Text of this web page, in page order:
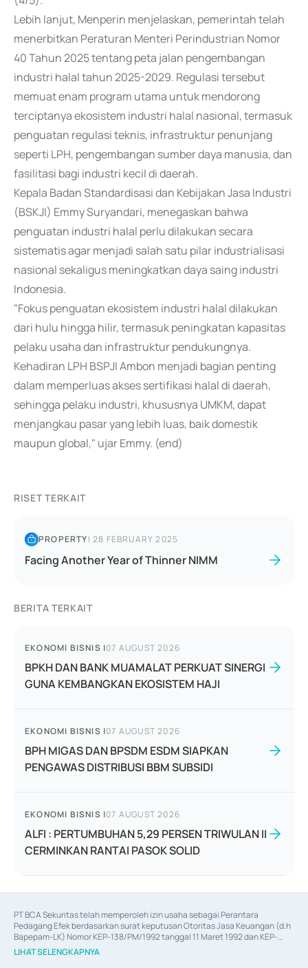
Lebih lanjut, Menperin menjelaskan, pemerintah telah
menerbitkan Peraturan Menteri Perindustrian Nomor
40 Tahun 2025 tentang peta jalan pengembangan
industri halal tahun 2025-2029. Regulasi tersebut
memuat enam program utama untuk mendorong
terciptanya ekosistem industri halal nasional, termasuk
penguatan regulasi teknis, infrastruktur penunjang
seperti LPH, pengembangan sumber daya manusia, dan
fasilitasi bagi industri kecil di daerah.
Kepala Badan Standardisasi dan Kebijakan Jasa Industri
(BSKJI) Emmy Suryandari, menegaskan bahwa
penguatan industri halal perlu dilakukan secara
sistematis agar menjadi salah satu pilar industrialisasi
nasional sekaligus meningkatkan daya saing industri
Indonesia.
"Fokus penguatan ekosistem industri halal dilakukan
dari hulu hingga hilir, termasuk peningkatan kapasitas
pelaku usaha dan infrastruktur pendukungnya.
Kehadiran LPH BSPJI Ambon menjadi bagian penting
dalam memperluas akses sertifikasi halal di daerah,
sehingga pelaku industri, khususnya UMKM, dapat
menjangkau pasar yang lebih luas, baik domestik
maupun global," ujar Emmy. (end)
RISET TERKAIT
PROPERTY|28 FEBRUARY 2025
Facing Another Year of Thinner NIMM
BERITA TERKAIT
EKONOMI BISNIS |07 AUGUST 2026
BPKH DAN BANK MUAMALAT PERKUAT SINERGI
GUNA KEMBANGKAN EKOSISTEM HAJI
EKONOMI BISNIS |07 AUGUST 2026
BPH MIGAS DAN BPSDM ESDM SIAPKAN
PENGAWAS DISTRIBUSI BBM SUBSIDI
EKONOMI BISNIS |07 AUGUST 2026
ALFI : PERTUMBUHAN 5,29 PERSEN TRIWULAN II
CERMINKAN RANTAI PASOK SOLID
PT BCA Sekuritas telah memperoleh izin usaha sebagai Perantara
Pedagang Efek berdasarkan surat keputusan Otoritas Jasa Keuangan (d.h
Bapepam-LK) Nomor KEP-138/PM/1992 tanggal 11 Maret 1992 dan KEP-
06/D.04/2014 tanggal 28 Februari 2014, izin usaha sebagai Penjamin Emisi
Efek berdasarkan surat keputusan Otoritas Jasa Keuangan Nomor KEP-
LIHAT SELENGKAPNYA